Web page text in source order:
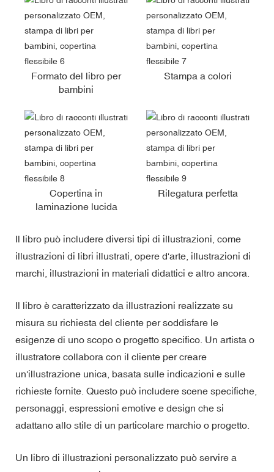
Formato del libro per
bambini
Stampa a colori
Copertina in
laminazione lucida
Rilegatura perfetta
Il libro può includere diversi tipi di illustrazioni, come
illustrazioni di libri illustrati, opere d'arte, illustrazioni di
marchi, illustrazioni in materiali didattici e altro ancora.
Il libro è caratterizzato da illustrazioni realizzate su
misura su richiesta del cliente per soddisfare le
esigenze di uno scopo o progetto specifico. Un artista o
illustratore collabora con il cliente per creare
un'illustrazione unica, basata sulle indicazioni e sulle
richieste fornite. Questo può includere scene specifiche,
personaggi, espressioni emotive e design che si
adattano allo stile di un particolare marchio o progetto.
Un libro di illustrazioni personalizzato può servire a